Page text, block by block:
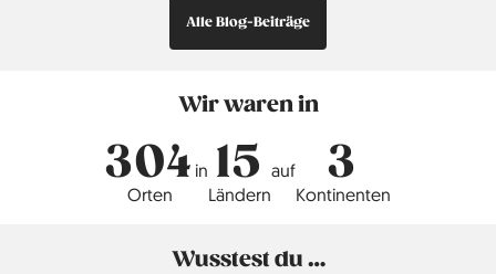
Alle Blog-Beiträge
Wir waren in
304
Orten
in 15
Ländern
auf 3
Kontinenten
Wusstest du …